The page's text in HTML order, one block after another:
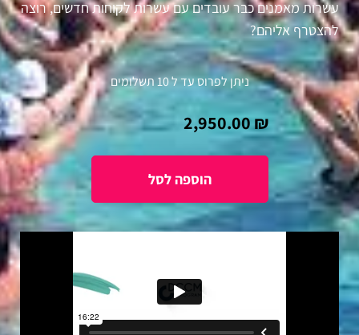
עשרות מאמנים כבר עובדים עם עשרות לקוחות חדשים, רוצה
להצטרף אליהם?
ניתן לפרוס עד ל 10 תשלומים
2,950.00₪